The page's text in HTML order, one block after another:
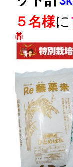
５名様に